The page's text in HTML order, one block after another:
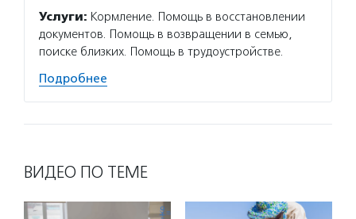
Услуги: Кормление. Помощь в восстановлении
документов. Помощь в возвращении в семью,
поиске близких. Помощь в трудоустройстве.
Подробнее
ВИДЕО ПО ТЕМЕ